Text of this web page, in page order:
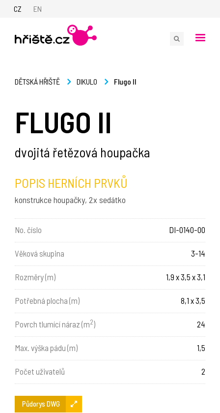
CZ EN
DĚTSKÁ HŘIŠTĚ DIKULO Flugo II
FLUGO II
dvojitá řetězová houpačka
POPIS HERNÍCH PRVKŮ
konstrukce houpačky, 2x sedátko
No. číslo DI-0140-00
Věková skupina 3-14
Rozměry (m) 1,9 x 3,5 x 3,1
Potřebná plocha (m) 8,1 x 3,5
Povrch tlumící náraz (m2) 24
Max. výška pádu (m) 1,5
Počet uživatelů 2
Půdorys DWG